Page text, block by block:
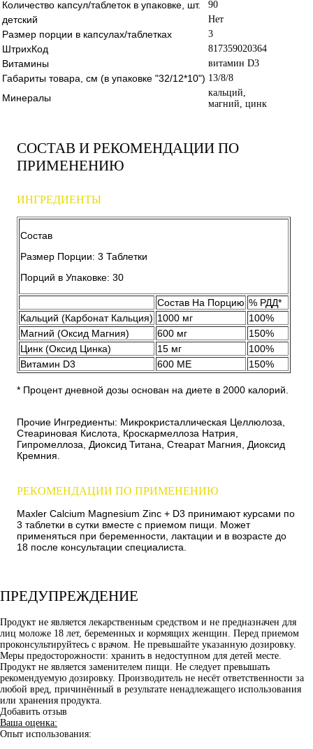
Количество капсул/таблеток в упаковке, шт. 90
детский Нет
Размер порции в капсулах/таблетках 3
ШтрихКод 817359020364
Витамины витамин D3
Габариты товара, см (в упаковке "32/12*10") 13/8/8
Минералы
кальций,
магний, цинк
СОСТАВ И РЕКОМЕНДАЦИИ ПО
ПРИМЕНЕНИЮ
ИНГРЕДИЕНТЫ
Состав
Размер Порции: 3 Таблетки
Порций в Упаковке: 30
Состав На Порцию % РДД*
Кальций (Карбонат Кальция) 1000 мг
100%
Магний (Оксид Магния)
600 мг
150%
Цинк (Оксид Цинка)
15 мг
100%
Витамин D3
600 МЕ 150%
* Процент дневной дозы основан на диете в 2000 калорий.
Прочие Ингредиенты: Микрокристаллическая Целлюлоза,
Стеариновая Кислота, Кроскармеллоза Натрия,
Гипромеллоза, Диоксид Титана, Стеарат Магния, Диоксид
Кремния.
РЕКОМЕНДАЦИИ ПО ПРИМЕНЕНИЮ
Maxler Calcium Magnesium Zinc + D3 принимают курсами по
3 таблетки в сутки вместе с приемом пищи. Может
применяться при беременности, лактации и в возрасте до
18 после консультации специалиста.
ПРЕДУПРЕЖДЕНИЕ
Продукт не является лекарственным средством и не предназначен для
лиц моложе 18 лет, беременных и кормящих женщин. Перед приемом
проконсультируйтесь с врачом. Не превышайте указанную дозировку.
Меры предосторожности: хранить в недоступном для детей месте.
Продукт не является заменителем пищи. Не следует превышать
рекомендуемую дозировку. Производитель не несёт ответственности за
любой вред, причинённый в результате ненадлежащего использования
или хранения продукта.
Добавить отзыв
Ваша оценка:
Опыт использования: